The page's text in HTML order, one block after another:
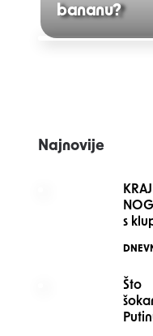
Post
bananu?
Najnovije
s
Što